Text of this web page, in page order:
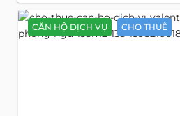
CĂN HỘ DỊCH VỤ CHO THUÊ